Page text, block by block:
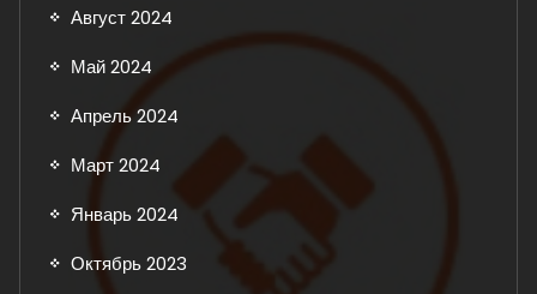
Август 2024
Май 2024
Апрель 2024
Март 2024
Январь 2024
Октябрь 2023